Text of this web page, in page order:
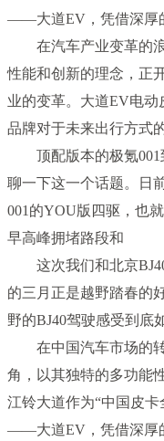
——大道EV，凭借深厚
在汽车产业变革的浪
性能和创新的理念，正
业的变革。大道EV电
品牌对于未来出行方式
顶配版本的极氪001
聊一下这一个话题。日
001的YOU版四驱，也
早高峰拥堵路段和
这次我们和北京BJ40
的三月正是越野踏春的
野的BJ40驾驶感受到底
在中国汽车市场的转
角，以其独特的多功能
江铃大道作为“中国皮
——大道EV，凭借深厚